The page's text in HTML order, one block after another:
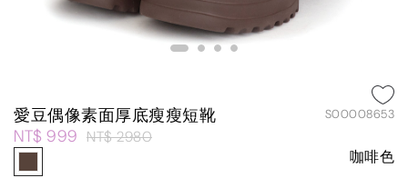
愛豆偶像素面厚底瘦瘦短靴 S00008653
NT$ 999 NT$ 2980
咖啡色